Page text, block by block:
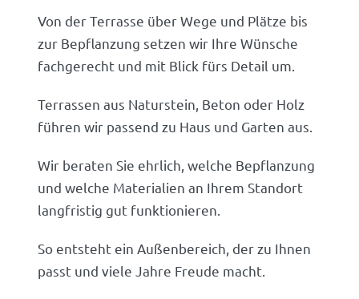
Von der Terrasse über Wege und Plätze bis
zur Bepflanzung setzen wir Ihre Wünsche
fachgerecht und mit Blick fürs Detail um.
Terrassen aus Naturstein, Beton oder Holz
führen wir passend zu Haus und Garten aus.
Wir beraten Sie ehrlich, welche Bepflanzung
und welche Materialien an Ihrem Standort
langfristig gut funktionieren.
So entsteht ein Außenbereich, der zu Ihnen
passt und viele Jahre Freude macht.